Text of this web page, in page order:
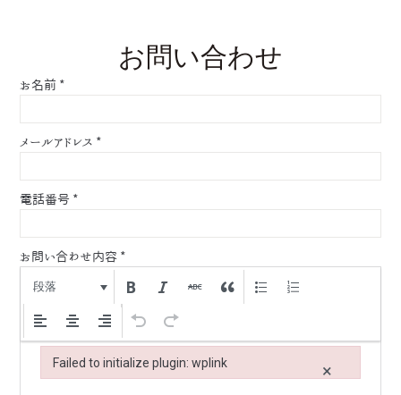
お問い合わせ
お名前 *
メールアドレス *
電話番号 *
お問い合わせ内容 *
段落
Failed to initialize plugin: wplink ×
Failed to initialize plugin: wplink